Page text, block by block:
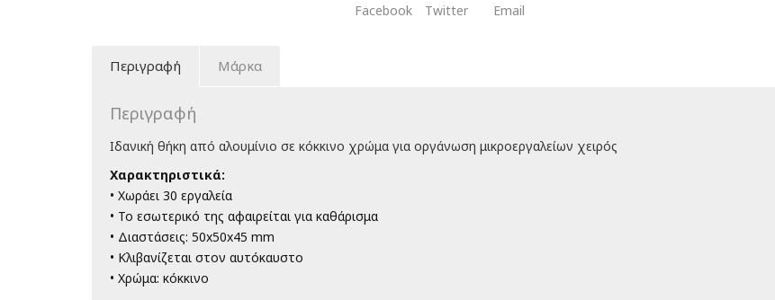
Facebook Twitter Email
Περιγραφή Μάρκα
Περιγραφή
Ιδανική θήκη από αλουμίνιο σε κόκκινο χρώμα για οργάνωση μικροεργαλείων χειρός
Χαρακτηριστικά:
• Χωράει 30 εργαλεία
• Το εσωτερικό της αφαιρείται για καθάρισμα
• Διαστάσεις: 50x50x45 mm
• Κλιβανίζεται στον αυτόκαυστο
• Χρώμα: κόκκινο